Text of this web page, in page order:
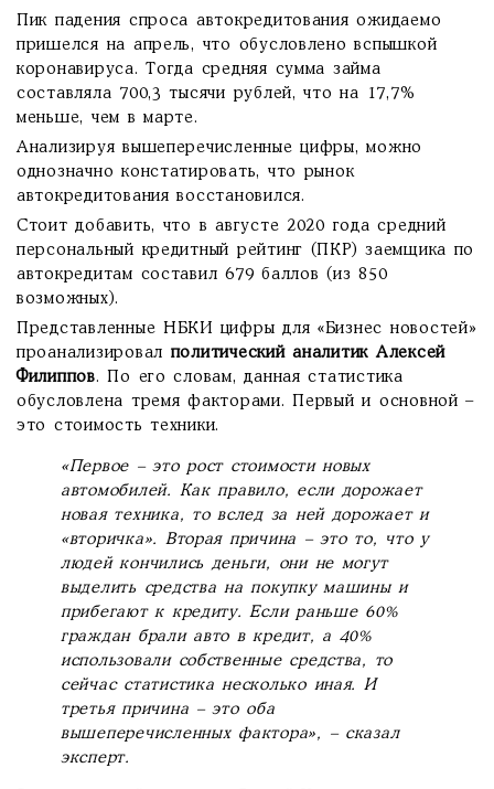
Пик падения спроса автокредитования ожидаемо
пришелся на апрель, что обусловлено вспышкой
коронавируса. Тогда средняя сумма займа
составляла 700,3 тысячи рублей, что на 17,7%
меньше, чем в марте.
Анализируя вышеперечисленные цифры, можно
однозначно констатировать, что рынок
автокредитования восстановился.
Стоит добавить, что в августе 2020 года средний
персональный кредитный рейтинг (ПКР) заемщика по
автокредитам составил 679 баллов (из 850
возможных).
Представленные НБКИ цифры для «Бизнес новостей»
проанализировал политический аналитик Алексей
Филиппов. По его словам, данная статистика
обусловлена тремя факторами. Первый и основной –
это стоимость техники.
«Первое – это рост стоимости новых
автомобилей. Как правило, если дорожает
новая техника, то вслед за ней дорожает и
«вторичка». Вторая причина – это то, что у
людей кончились деньги, они не могут
выделить средства на покупку машины и
прибегают к кредиту. Если раньше 60%
граждан брали авто в кредит, а 40%
использовали собственные средства, то
сейчас статистика несколько иная. И
третья причина – это оба
вышеперечисленных фактора», – сказал
эксперт.